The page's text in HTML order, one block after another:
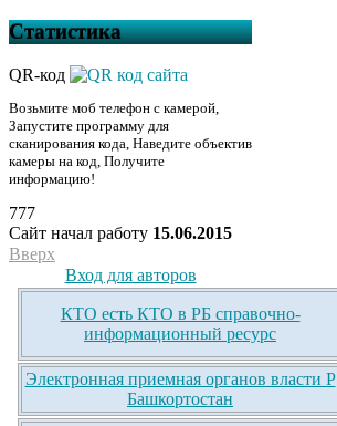
Статистика
QR-код
Возьмите моб телефон с камерой,
Запустите программу для
сканирования кода, Наведите объектив
камеры на код, Получите
информацию!
777
Сайт начал работу 15.06.2015
Вверх
Вход для авторов
КТО есть КТО в РБ справочно-
информационный ресурс
Электронная приемная органов власти Р
Башкортостан